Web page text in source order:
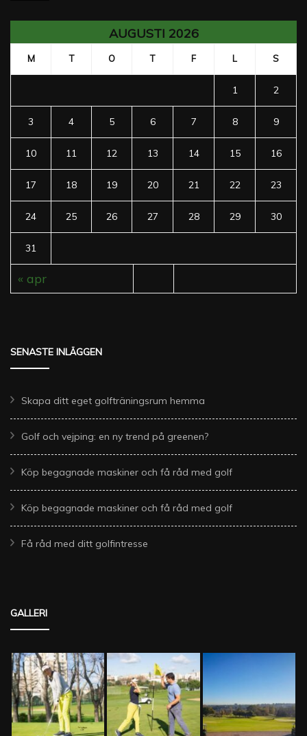
AUGUSTI 2026
M T O T F L S
1 2
3 4 5 6 7 8 9
10 11 12 13 14 15 16
17 18 19 20 21 22 23
24 25 26 27 28 29 30
31
« apr
SENASTE INLÄGGEN
Skapa ditt eget golfträningsrum hemma
Golf och vejping: en ny trend på greenen?
Köp begagnade maskiner och få råd med golf
Köp begagnade maskiner och få råd med golf
Få råd med ditt golfintresse
GALLERI